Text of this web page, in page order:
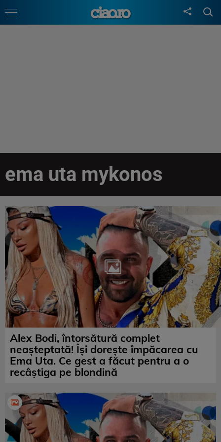
ema uta mykonos
Alex Bodi, întorsătură complet
neașteptată! Își dorește împăcarea cu
Ema Uta. Ce gest a făcut pentru a o
recâștiga pe blondină